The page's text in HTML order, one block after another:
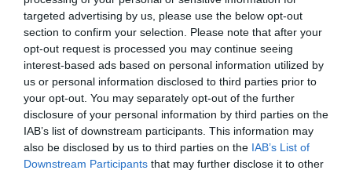
targeted advertising by us, please use the below opt-out
section to confirm your selection. Please note that after your
opt-out request is processed you may continue seeing
interest-based ads based on personal information utilized by
us or personal information disclosed to third parties prior to
your opt-out. You may separately opt-out of the further
disclosure of your personal information by third parties on the
IAB’s list of downstream participants. This information may
also be disclosed by us to third parties on the IAB’s List of
Downstream Participants that may further disclose it to other